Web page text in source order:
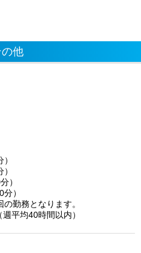
他
）
）
勤務となります。
平均40時間以内）